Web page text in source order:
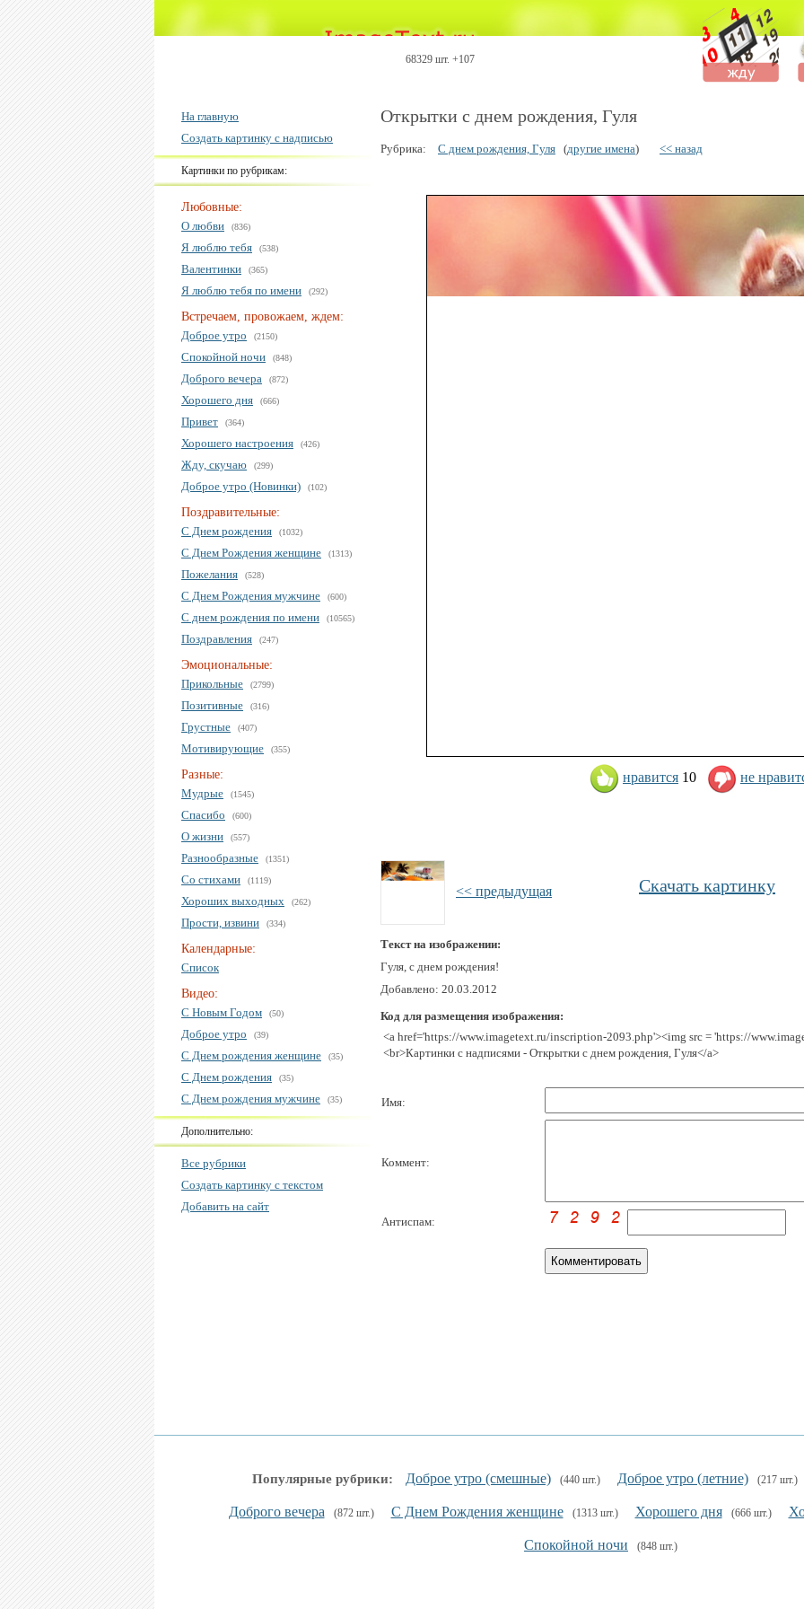
68329 шт. +107
На главную
Создать картинку с надписью
Картинки по рубрикам:
Любовные:
О любви
(836)
Я люблю тебя (538)
Валентинки (365)
Я люблю тебя по имени (292)
Встречаем, провожаем, ждем:
Доброе утро
(2150)
Спокойной ночи (848)
Доброго вечера (872)
Хорошего дня (666)
Привет (364)
Хорошего настроения (426)
Жду, скучаю (299)
Доброе утро (Новинки) (102)
Поздравительные:
С Днем рождения
(1032)
С Днем Рождения женщине (1313)
Пожелания (528)
С Днем Рождения мужчине (600)
С днем рождения по имени (10565)
Поздравления (247)
Эмоциональные:
Прикольные
(2799)
Позитивные (316)
Грустные (407)
Мотивирующие (355)
Разные:
Мудрые
(1545)
Спасибо (600)
О жизни (557)
Разнообразные (1351)
Со стихами (1119)
Хороших выходных (262)
Прости, извини (334)
Календарные:
Список
Видео:
С Новым Годом
(50)
Доброе утро (39)
С Днем рождения женщине (35)
С Днем рождения (35)
С Днем рождения мужчине (35)
Дополнительно:
Все рубрики
Создать картинку с текстом
Добавить на сайт
Открытки с днем рождения, Гуля
Рубрика: С днем рождения, Гуля (другие имена) << назад
нравится 10 не
<< предыдущая Скачать картинку
Текст на изображении:
Гуля, c днем рождения!
Добавлено: 20.03.2012
Код для размещения изображения:
<a href='https://www.imagetext.ru/inscription-2093.php'><img src = 'https://
<br>Картинки с надписями - Открытки с днем рождения, Гуля</a>
Имя:
Коммент:
Антиспам:
Популярные рубрики: Доброе утро (смешные) (440 шт.) Доброе утро (летние) (217 шт.)
Доброго вечера (872 шт.) С Днем Рождения женщине (1313 шт.) Хорошего дня (666 шт.)
Спокойной ночи (848 шт.)